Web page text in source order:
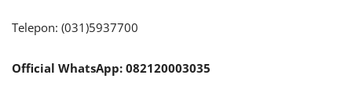
Telepon: (031)5937700
Official WhatsApp: 082120003035